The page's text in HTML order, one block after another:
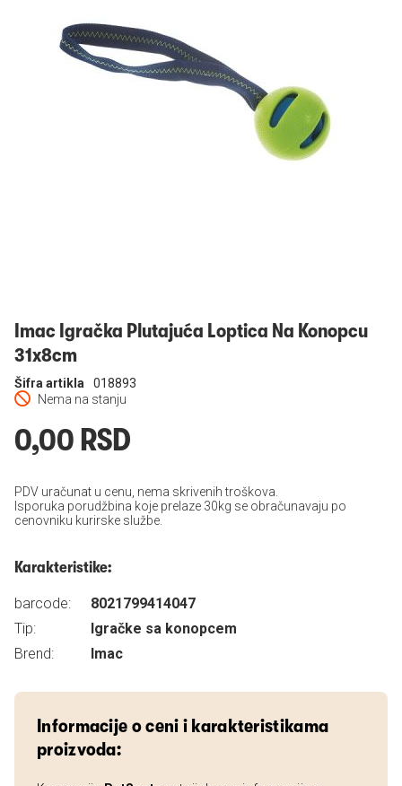
Prijavi se
Imac Igračka Plutajuća Loptica Na Konopcu
31x8cm
Nema na stanju
Šifra artikla 018893
0,00 RSD
PDV uračunat u cenu, nema skrivenih troškova.
Isporuka porudžbina koje prelaze 30kg se obračunavaju po
cenovniku kurirske službe.
Karakteristike:
barcode:
8021799414047
Tip:
Igračke sa konopcem
Brend:
Imac
Informacije o ceni i karakteristikama
proizvoda: